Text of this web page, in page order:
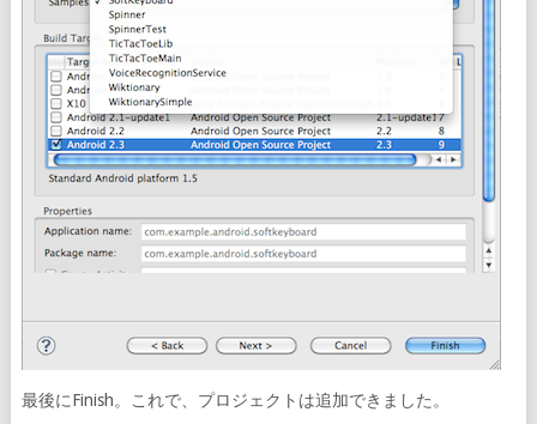
最後にFinish。これで、プロジェクトは追加できました。